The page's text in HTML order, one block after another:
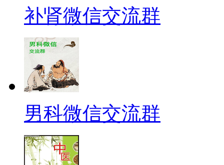
补肾微信交流群
男科微信交流群